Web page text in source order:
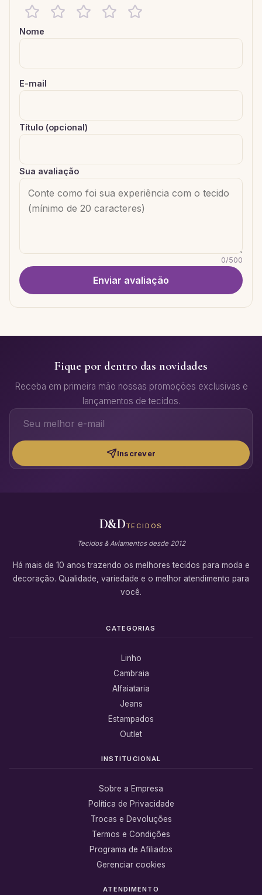
Nome
E-mail
Título (opcional)
Sua avaliação
0/500
Enviar avaliação
Fique por dentro das novidades
Receba em primeira mão nossas promoções exclusivas e
lançamentos de tecidos.
Inscrever
D&DTECIDOS
Tecidos & Aviamentos desde 2012
Há mais de 10 anos trazendo os melhores tecidos para moda e
decoração. Qualidade, variedade e o melhor atendimento para
você.
CATEGORIAS
Linho
Cambraia
Alfaiataria
Jeans
Estampados
Outlet
INSTITUCIONAL
Sobre a Empresa
Política de Privacidade
Trocas e Devoluções
Termos e Condições
Programa de Afiliados
Gerenciar cookies
ATENDIMENTO